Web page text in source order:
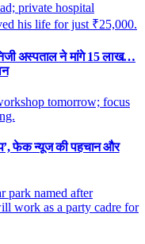
अस्पताल ने मांगे 15 लाख…
फेक न्यूज की पहचान और